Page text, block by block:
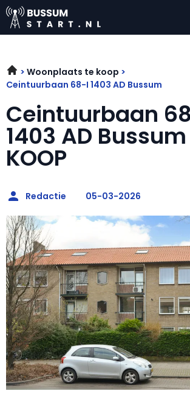
Woonplaats te koop
Ceintuurbaan 68-I 1403 AD Bussum
Ceintuurbaan
1403 AD Bussum
KOOP
Redactie 05-03-2026